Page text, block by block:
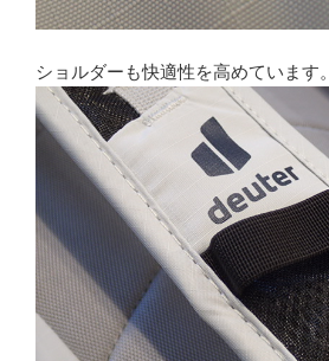
ショルダーも快適性を高めています。